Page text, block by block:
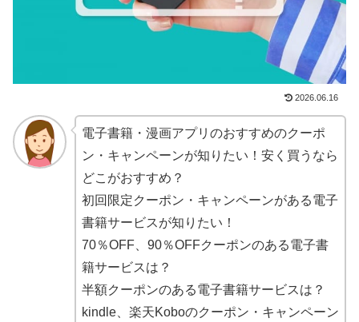
2026.06.16
電子書籍・漫画アプリのおすすめのクーポ
ン・キャンペーンが知りたい！安く買うなら
どこがおすすめ？
初回限定クーポン・キャンペーンがある電子
書籍サービスが知りたい！
70％OFF、90％OFFクーポンのある電子書
籍サービスは？
半額クーポンのある電子書籍サービスは？
kindle、楽天Koboのクーポン・キャンペーン